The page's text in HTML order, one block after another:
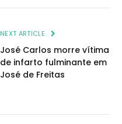
NEXT ARTICLE
José Carlos morre vítima
de infarto fulminante em
José de Freitas